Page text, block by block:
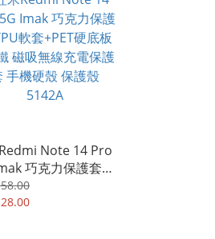
Note 14 Pro
巧克力保護套
套+PET硬底板+磁
無線充電保護套